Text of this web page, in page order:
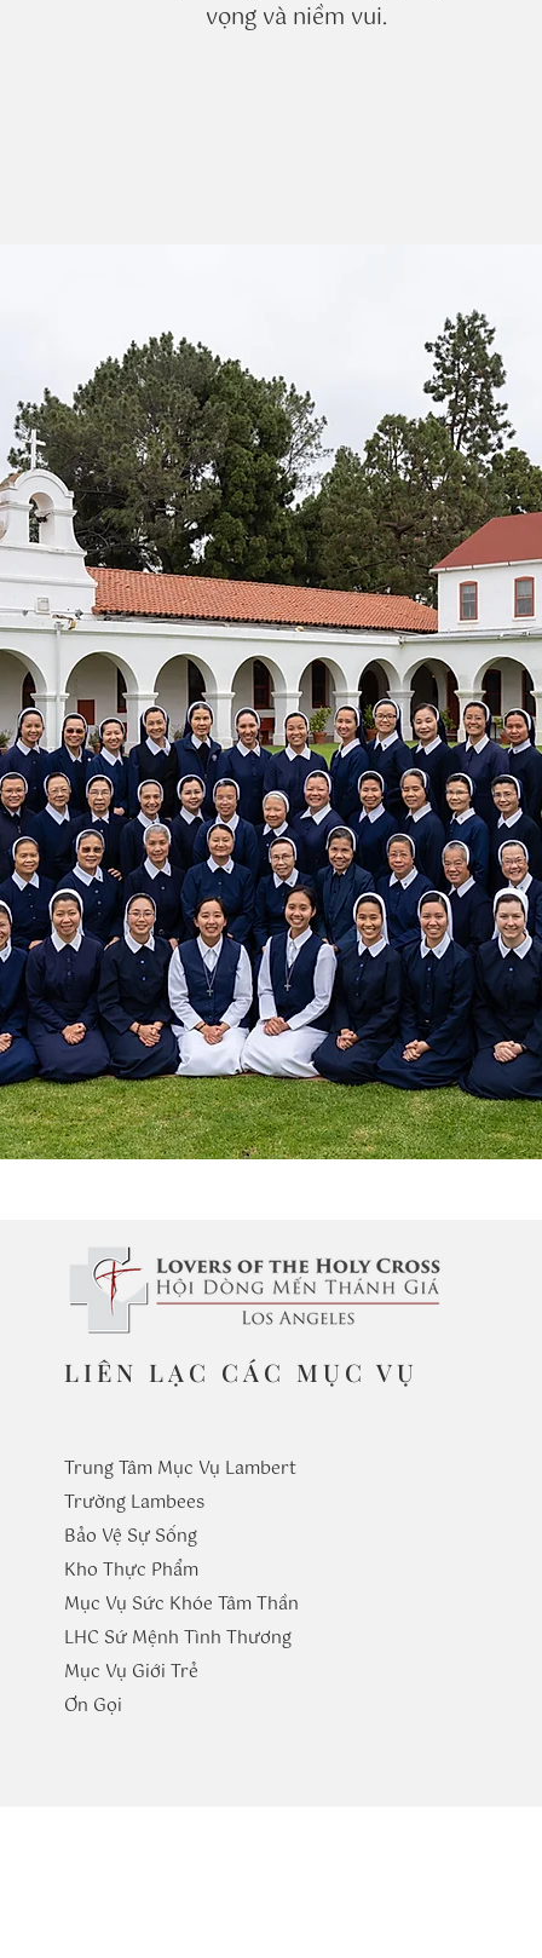
vọng và niềm vui.
LIÊN LẠC CÁC MỤC VỤ
Trung Tâm Mục Vụ Lambert
Trường Lambees
Bảo Vệ Sự Sống
Kho Thực Phẩm
Mục Vụ Sức Khóe Tâm Thần
LHC Sứ Mệnh Tình Thương
Mục Vụ Giới Trẻ
​Ơn Gọi